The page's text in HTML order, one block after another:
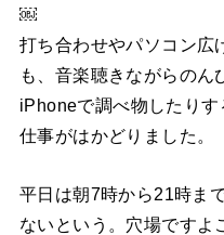
￼
打ち合わせやパソコン広
も、音楽聴きながらのん
iPhoneで調べ物したり
仕事がはかどりました。
平日は朝7時から21時ま
ないという。穴場ですよ